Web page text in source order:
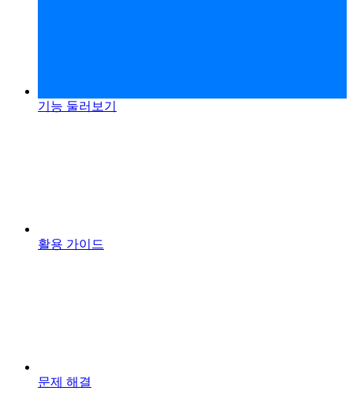
기능 둘러보기
활용 가이드
문제 해결